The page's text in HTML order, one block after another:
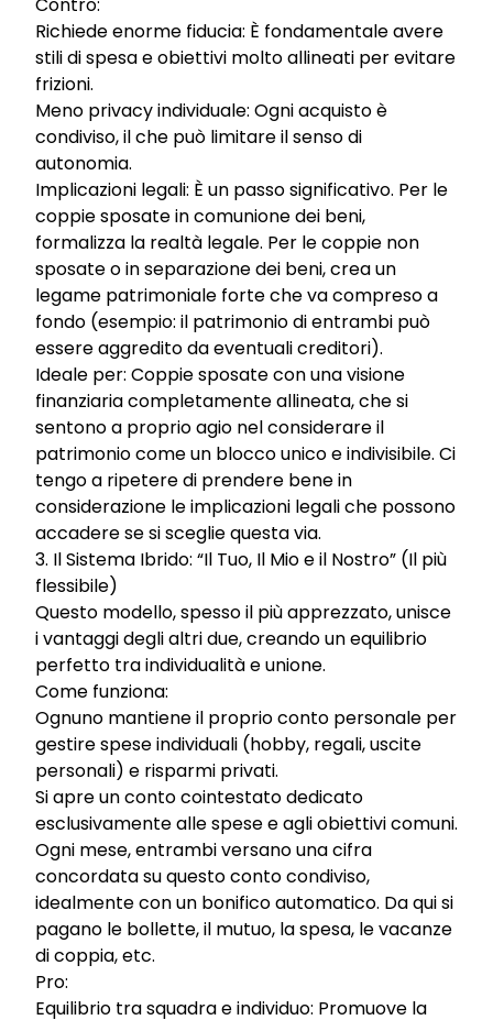
Richiede enorme fiducia: È fondamentale avere
stili di spesa e obiettivi molto allineati per evitare
frizioni.
Meno privacy individuale: Ogni acquisto è
condiviso, il che può limitare il senso di
autonomia.
Implicazioni legali: È un passo significativo. Per le
coppie sposate in comunione dei beni,
formalizza la realtà legale. Per le coppie non
sposate o in separazione dei beni, crea un
legame patrimoniale forte che va compreso a
fondo (esempio: il patrimonio di entrambi può
essere aggredito da eventuali creditori).
Ideale per: Coppie sposate con una visione
finanziaria completamente allineata, che si
sentono a proprio agio nel considerare il
patrimonio come un blocco unico e indivisibile. Ci
tengo a ripetere di prendere bene in
considerazione le implicazioni legali che possono
accadere se si sceglie questa via.
3. Il Sistema Ibrido: “Il Tuo, Il Mio e il Nostro” (Il più
flessibile)
Questo modello, spesso il più apprezzato, unisce
i vantaggi degli altri due, creando un equilibrio
perfetto tra individualità e unione.
Come funziona:
Ognuno mantiene il proprio conto personale per
gestire spese individuali (hobby, regali, uscite
personali) e risparmi privati.
Si apre un conto cointestato dedicato
esclusivamente alle spese e agli obiettivi comuni.
Ogni mese, entrambi versano una cifra
concordata su questo conto condiviso,
idealmente con un bonifico automatico. Da qui si
pagano le bollette, il mutuo, la spesa, le vacanze
di coppia, etc.
Pro:
Equilibrio tra squadra e individuo: Promuove la